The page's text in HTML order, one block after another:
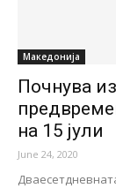
Македонија
Почнува
на 15 јули
June 24, 2020